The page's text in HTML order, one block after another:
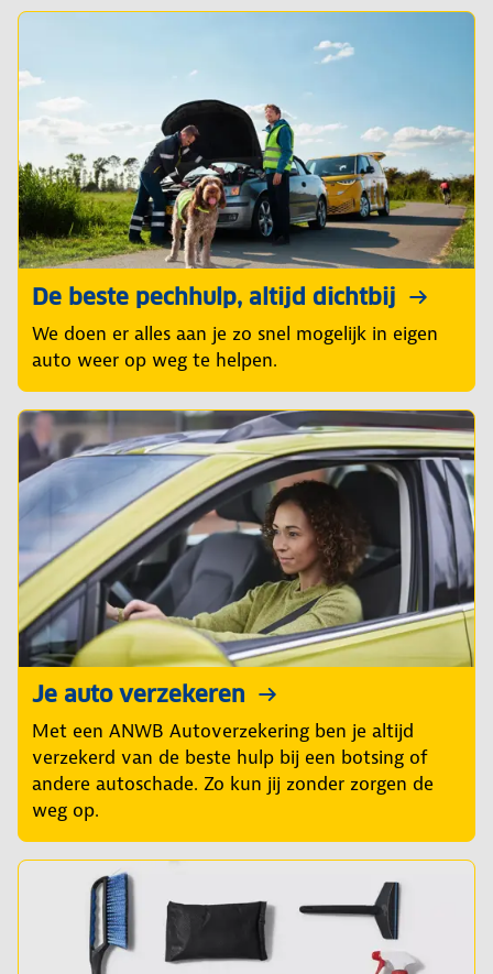
De beste pechhulp, altijd dichtbij
We doen er alles aan je zo snel mogelijk in eigen
auto weer op weg te helpen.
Je auto verzekeren
Met een ANWB Autoverzekering ben je altijd
verzekerd van de beste hulp bij een botsing of
andere autoschade. Zo kun jij zonder zorgen de
weg op.